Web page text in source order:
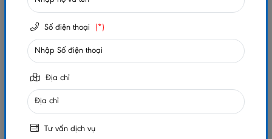
Số lần xem: 151
Chat Zalo
0984032156 0984032156
GIAO HÀNG COD TOÀN QUỐC
Số điện thoại (*)
Địa chỉ
Tư vấn dịch vụ